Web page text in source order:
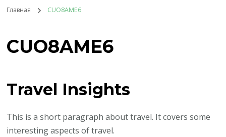
Главная CUO8AME6
CUO8AME6
Travel Insights
This is a short paragraph about travel. It covers some
interesting aspects of travel.